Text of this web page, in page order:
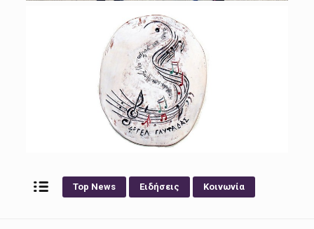
Top News Ειδήσεις Κοινωνία